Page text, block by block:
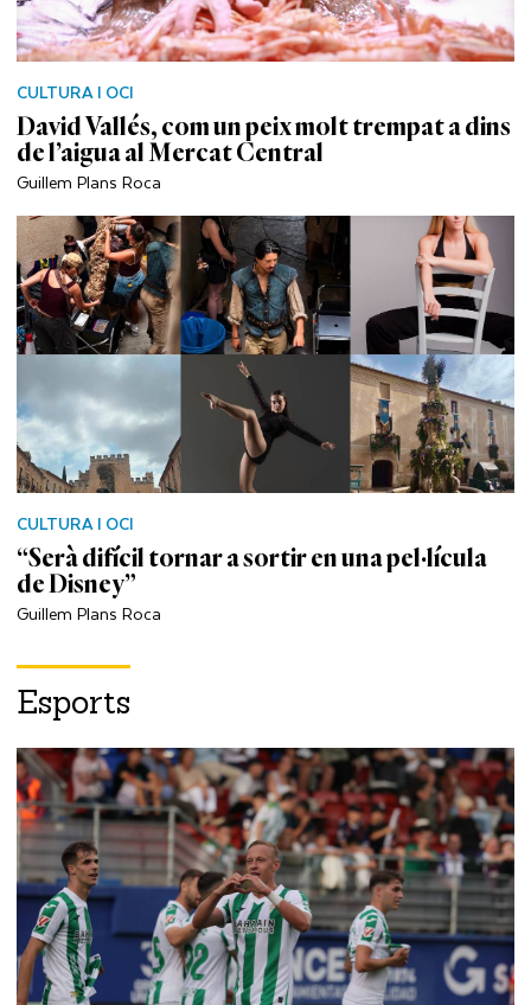
CULTURA I OCI
David Vallés, com un peix molt trempat a dins
de l’aigua al Mercat Central
Guillem Plans Roca
CULTURA I OCI
“Serà difícil tornar a sortir en una pel·lícula
de Disney”
Guillem Plans Roca
Esports